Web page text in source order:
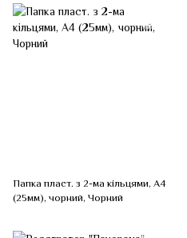
Папка пласт. з 2-ма кільцями, А4
(25мм), чорний, Чорний